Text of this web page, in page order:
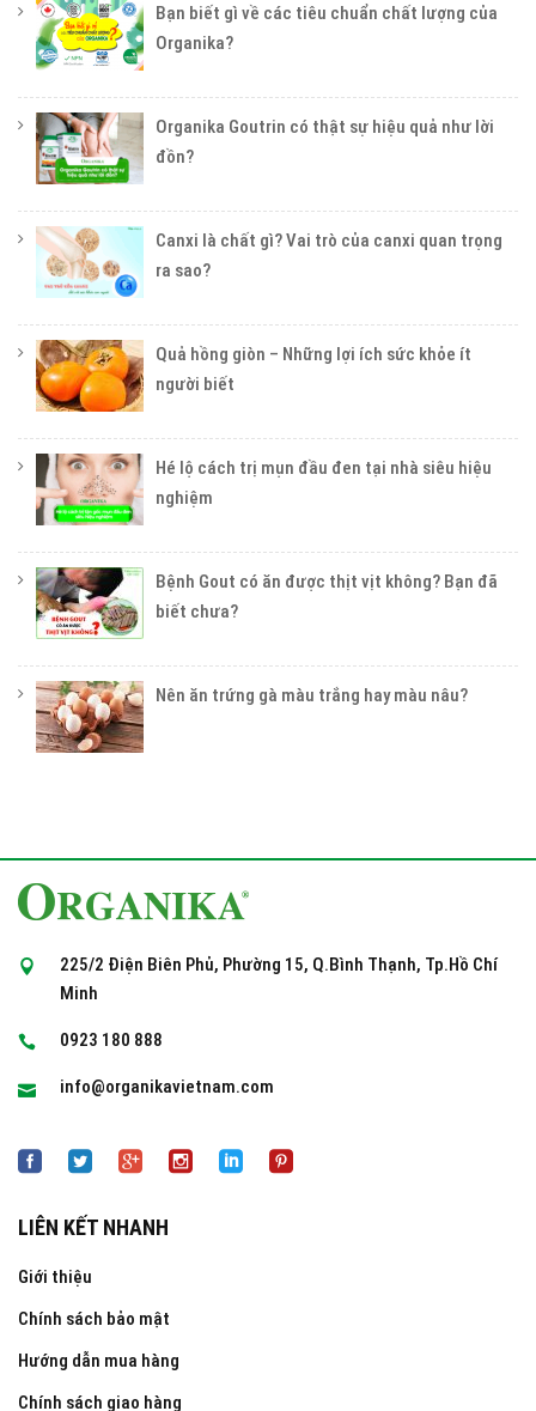
Bạn biết gì về các tiêu chuẩn chất lượng của
Organika?
Organika Goutrin có thật sự hiệu quả như lời
đồn?
Canxi là chất gì? Vai trò của canxi quan trọng
ra sao?
Quả hồng giòn – Những lợi ích sức khỏe ít
người biết
Hé lộ cách trị mụn đầu đen tại nhà siêu hiệu
nghiệm
Bệnh Gout có ăn được thịt vịt không? Bạn đã
biết chưa?
Nên ăn trứng gà màu trắng hay màu nâu?
225/2 Điện Biên Phủ, Phường 15, Q.Bình Thạnh, Tp.Hồ Chí
Minh
0923 180 888
info@organikavietnam.com
LIÊN KẾT NHANH
Giới thiệu
Chính sách bảo mật
Hướng dẫn mua hàng
Chính sách giao hàng